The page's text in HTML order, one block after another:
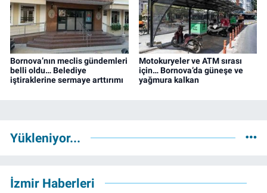
Bornova’nın meclis gündemleri
belli oldu… Belediye
iştiraklerine sermaye arttırımı
Motokuryeler ve ATM sırası
için… Bornova’da güneşe ve
yağmura kalkan
Yükleniyor...
İzmir Haberleri